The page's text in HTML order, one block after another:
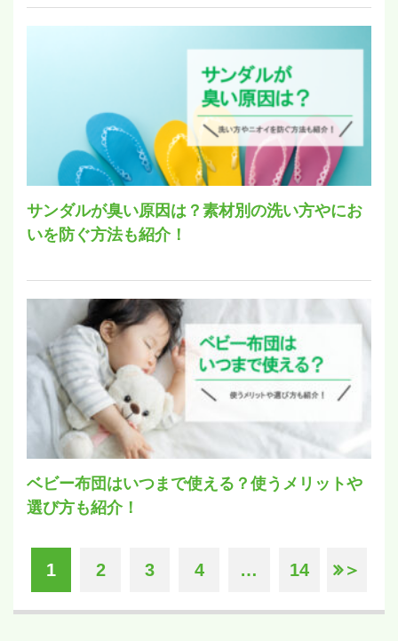
サンダルが臭い原因は？素材別の洗い方やにお
いを防ぐ方法も紹介！
ベビー布団はいつまで使える？使うメリットや
選び方も紹介！
1 2 3 4 … 14 ＞